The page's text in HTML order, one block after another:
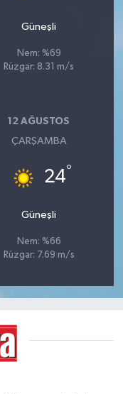
Güneşli
Nem: %69
Rüzgar: 8.31 m/s
12 AĞUSTOS
ÇARŞAMBA
24°
Güneşli
Nem: %66
Rüzgar: 7.69 m/s